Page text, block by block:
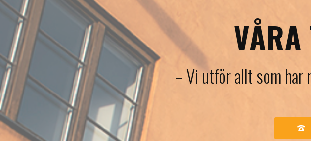
VÅRA
– Vi utför allt som har